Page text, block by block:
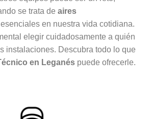
se trata de aires
esenciales en nuestra vida cotidiana.
elegir cuidadosamente a quién
instalaciones. Descubra todo lo que
en Leganés puede ofrecerle.